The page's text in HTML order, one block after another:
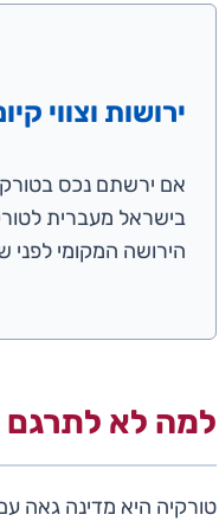
ירושות וצווי
אם ירשתם נכס
בישראל מעברית
הירושה המקומי
למה לא לתרגם
טורקיה היא מדינה גאה